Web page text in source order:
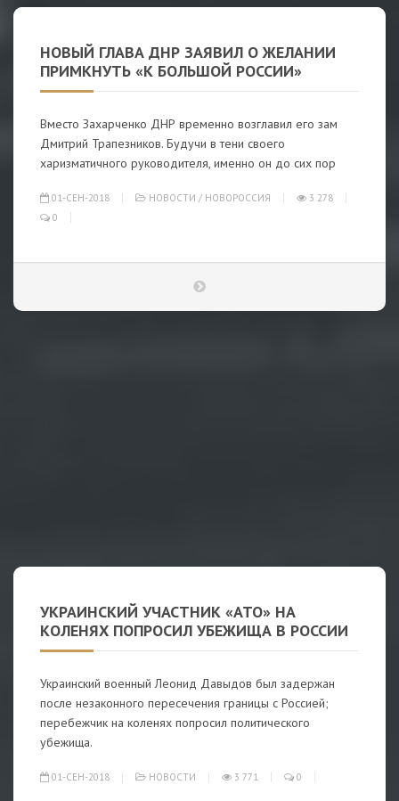
НОВЫЙ ГЛАВА ДНР ЗАЯВИЛ О ЖЕЛАНИИ
ПРИМКНУТЬ «К БОЛЬШОЙ РОССИИ»
Вместо Захарченко ДНР временно возглавил его зам
Дмитрий Трапезников. Будучи в тени своего
харизматичного руководителя, именно он до сих пор
01-СЕН-2018 НОВОСТИ / НОВОРОССИЯ
3 278
0
УКРАИНСКИЙ УЧАСТНИК «АТО» НА
КОЛЕНЯХ ПОПРОСИЛ УБЕЖИЩА В РОССИИ
Украинский военный Леонид Давыдов был задержан
после незаконного пересечения границы с Россией;
перебежчик на коленях попросил политического
убежища.
01-СЕН-2018 НОВОСТИ 3 771 0